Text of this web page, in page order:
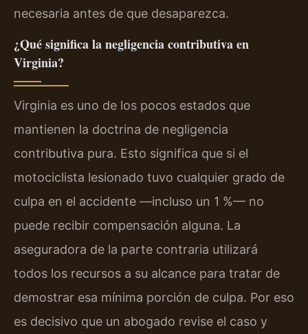
necesaria antes de que desaparezca.
¿Qué significa la negligencia contributiva en
Virginia?
Virginia es uno de los pocos estados que
mantienen la doctrina de negligencia
contributiva pura. Esto significa que si el
motociclista lesionado tuvo cualquier grado de
culpa en el accidente —incluso un 1 %— no
puede recibir compensación alguna. La
aseguradora de la parte contraria utilizará
todos los recursos a su alcance para tratar de
demostrar esa mínima porción de culpa. Por eso
es decisivo que un abogado revise el caso y